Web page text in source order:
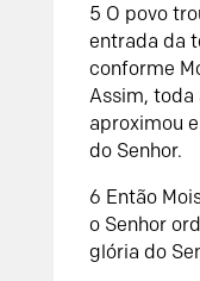
5 O povo
entrada da
conforme
Assim, toda
aproximou
do Senhor.
6 Então
o Senhor
glória do